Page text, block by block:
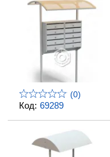
Код: 69289
(0)